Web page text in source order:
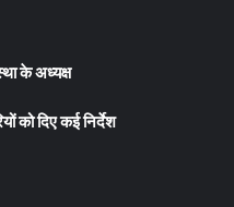
के अध्यक्ष
को दिए कई निर्देश